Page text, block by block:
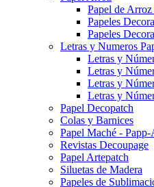
Papel de
Papeles
Papeles
Letras y Numeros
Letras y
Letras y
Letras y
Letras y
Papel Decopatch
Colas y Barnices
Papel Maché -
Revistas Decoupage
Papel Artepatch
Siluetas de Madera
Papeles de